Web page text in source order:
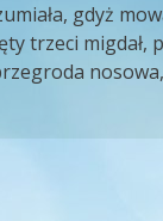
gdyż
trzeci